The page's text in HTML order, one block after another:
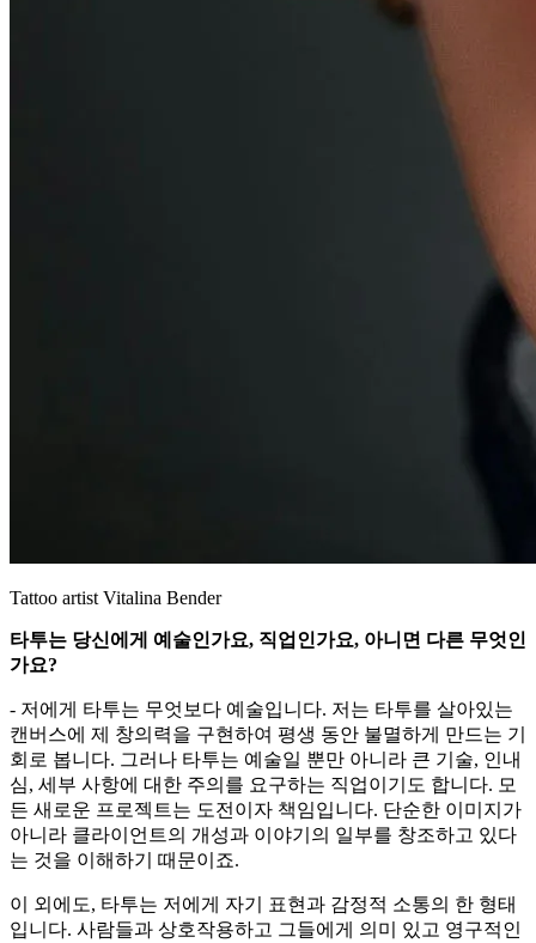
Tattoo artist Vitalina Bender
타투는 당신에게 예술인가요, 직업인가요, 아니면 다른 무엇인
가요?
- 저에게 타투는 무엇보다 예술입니다. 저는 타투를 살아있는
캔버스에 제 창의력을 구현하여 평생 동안 불멸하게 만드는 기
회로 봅니다. 그러나 타투는 예술일 뿐만 아니라 큰 기술, 인내
심, 세부 사항에 대한 주의를 요구하는 직업이기도 합니다. 모
든 새로운 프로젝트는 도전이자 책임입니다. 단순한 이미지가
아니라 클라이언트의 개성과 이야기의 일부를 창조하고 있다
는 것을 이해하기 때문이죠.
이 외에도, 타투는 저에게 자기 표현과 감정적 소통의 한 형태
입니다. 사람들과 상호작용하고 그들에게 의미 있고 영구적인